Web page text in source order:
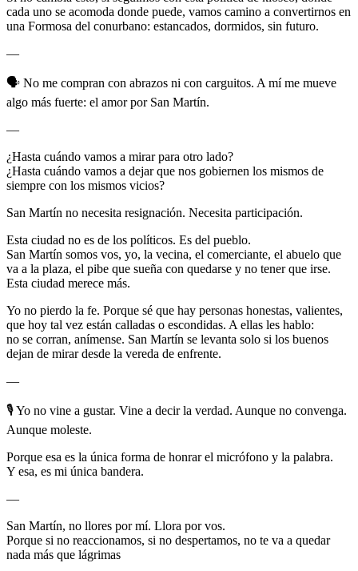
cada uno se acomoda donde puede, vamos camino a convertirnos en
una Formosa del conurbano: estancados, dormidos, sin futuro.
—
🗣️ No me compran con abrazos ni con carguitos. A mí me mueve
algo más fuerte: el amor por San Martín.
—
¿Hasta cuándo vamos a mirar para otro lado?
¿Hasta cuándo vamos a dejar que nos gobiernen los mismos de
siempre con los mismos vicios?
San Martín no necesita resignación. Necesita participación.
Esta ciudad no es de los políticos. Es del pueblo.
San Martín somos vos, yo, la vecina, el comerciante, el abuelo que
va a la plaza, el pibe que sueña con quedarse y no tener que irse.
Esta ciudad merece más.
Yo no pierdo la fe. Porque sé que hay personas honestas, valientes,
que hoy tal vez están calladas o escondidas. A ellas les hablo:
no se corran, anímense. San Martín se levanta solo si los buenos
dejan de mirar desde la vereda de enfrente.
—
🎙️ Yo no vine a gustar. Vine a decir la verdad. Aunque no convenga.
Aunque moleste.
Porque esa es la única forma de honrar el micrófono y la palabra.
Y esa, es mi única bandera.
—
San Martín, no llores por mí. Llora por vos.
Porque si no reaccionamos, si no despertamos, no te va a quedar
nada más que lágrimas